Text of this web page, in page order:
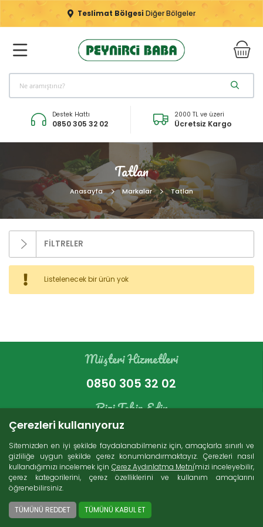
Teslimat Bölgesi Diğer Bölgeler
Destek Hattı
0850 305 32 02
2000 TL ve üzeri
Ücretsiz Kargo
Tatlan
Anasayfa Markalar Tatlan
FİLTRELER
Kategoriler
Süt Ürünleri (272)
Tatlı Lezzetler (230)
Konserveler (85)
Arama
Listelenecek bir ürün yok
Müşteri Hizmetleri
0850 305 32 02
Bizi Takip Edin
2000 TL ve üzeri alışverişlerde Türkiye'nin her
yerine ücretsiz kargo imkanı
Çerezleri kullanıyoruz
Sitemizden en iyi şekilde faydalanabilmeniz için, amaçlarla sınırlı ve
gizliliğe uygun şekilde çerez konumlandırmaktayız. Çerezleri nasıl
kullandığımızı incelemek için Çerez Aydınlatma Metni'mizi inceleyebilir,
çerez kategorilerini, çerez özelliklerini ve kullanım amaçlarını
öğrenebilirsiniz.
TÜMÜNÜ REDDET TÜMÜNÜ KABUL ET